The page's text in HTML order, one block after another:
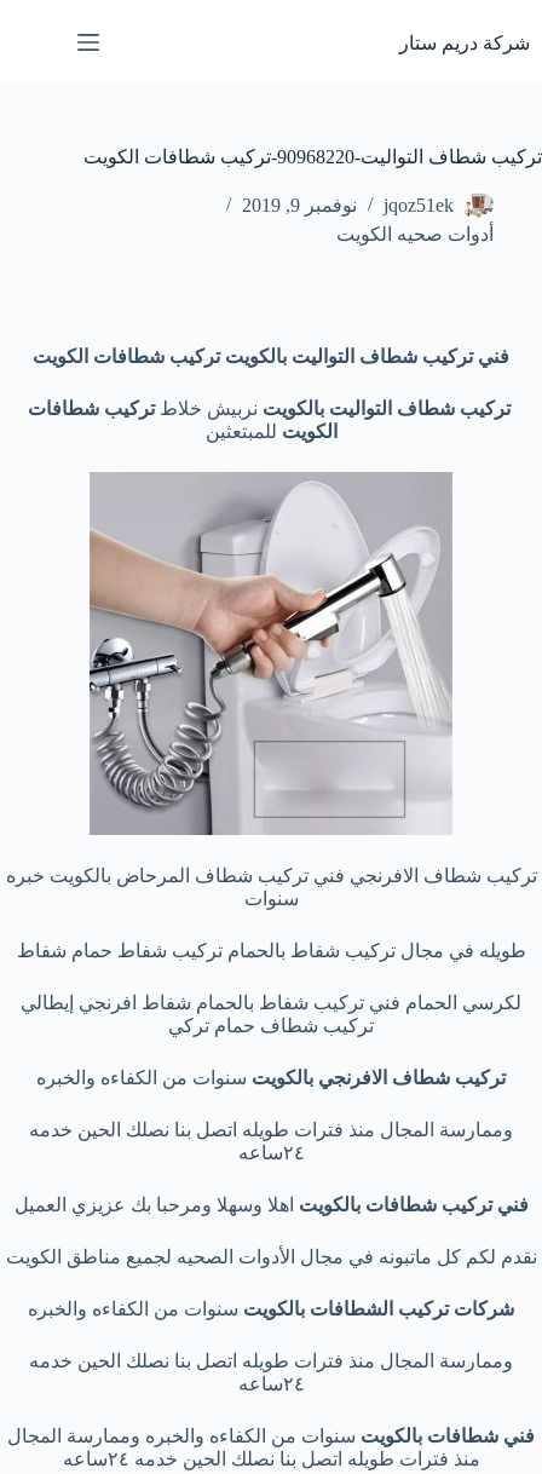
إلى
المحتوى
شركة دريم ستار
تركيب شطاف التواليت-90968220-تركيب شطافات الكويت
jqoz51ek
نوفمبر 9, 2019
أدوات صحيه الكويت
فني تركيب شطاف التواليت بالكويت تركيب شطافات الكويت
تركيب شطاف التواليت بالكويت نربيش خلاطتركيب شطافات
الكويت للمبتعثين
تركيب شطاف الافرنجي فني تركيب شطاف المرحاض بالكويت خبره
سنوات
طويله في مجال تركيب شفاط بالحمام تركيب شفاط حمام شفاط
لكرسي الحمام فني تركيب شفاط بالحمام شفاط افرنجي إيطالي
تركيب شطاف حمام تركي
تركيب شطاف الافرنجي بالكويت سنوات من الكفاءه والخبره
وممارسة المجال منذ فترات طويله اتصل بنا نصلك الحين خدمه
٢٤ساعه
فني تركيب شطافات بالكويت اهلا وسهلا ومرحبا بك عزيزي العميل
نقدم لكم كل ماتبونه في مجال الأدوات الصحيه لجميع مناطق الكويت
شركات تركيب الشطافات بالكويت سنوات من الكفاءه والخبره
وممارسة المجال منذ فترات طويله اتصل بنا نصلك الحين خدمه
٢٤ساعه
فني شطافات بالكويت سنوات من الكفاءه والخبره وممارسة المجال
منذ فترات طويله اتصل بنا نصلك الحين خدمه ٢٤ساعه